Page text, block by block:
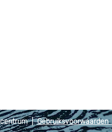
|Gebruiksvoorwaarden